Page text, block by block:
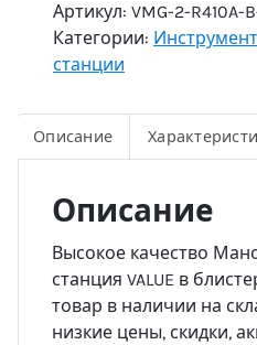
Артикул: VMG-2-R410A-
Категории:
станции
Описание
Описание
Высокое качество
станция VALUE в
товар в наличии на
низкие цены, скидки,